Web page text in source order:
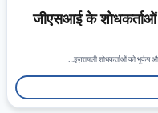
जीएसआई के
इज़रायली शोधकर्ताओं को भूकंप